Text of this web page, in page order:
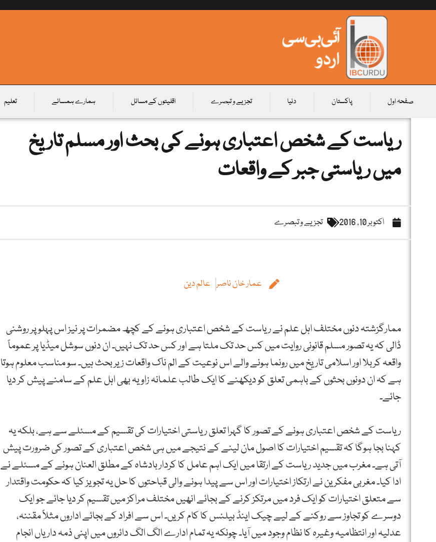
صفحہ اول پاکستان دنیا تجزیے و تبصرے اقلیتوں کے مسائل ہمارے ہمسائے تعلیم
ریاست کے شخص اعتباری ہونے کی بحث اور مسلم تاریخ
میں ریاستی جبر کے واقعات
اکتوبر 10, 2016 تجزیے و تبصرے
عمار خان ناصر عالم دین
ممارگزشتہ دنوں مختلف اہل علم نے ریاست کے شخص اعتباری ہونے کے کچھ مضمرات پر نیز اس پہلو پر روشنی
ڈالی کہ یہ تصور مسلم قانونی روایت میں کس حد تک ملتا ہے اور کس حد تک نہیں۔ ان دنوں سوشل میڈیا پر عموماً
واقعہ کربلا اور اسلامی تاریخ میں رونما ہونے والے اس نوعیت کے الم ناک واقعات زیر بحث ہیں۔ سو مناسب معلوم ہوتا
ہے کہ ان دونوں بحثوں کے باہمی تعلق کو دیکھنے کا ایک طالب علمانہ زاویہ بھی اہل علم کے سامنے پیش کر دیا
جائے۔
ریاست کے شخص اعتباری ہونے کے تصور کا گہرا تعلق ریاستی اختیارات کی تقسیم کے مسئلے سے ہے، بلکہ یہ
کہنا بجا ہوگا کہ تقسیم اختیارات کا اصول مان لینے کے نتیجے میں ہی شخص اعتباری کے تصور کی ضرورت پیش
آتی ہے۔ مغرب میں جدید ریاست کے ارتقا میں ایک اہم عامل کا کردار بادشاہ کے مطلق العنان ہونے کے مسئلے نے
ادا کیا۔ مغربی مفکرین نے ارتکاز اختیارات اور اس سے پیدا ہونے والی قباحتوں کا حل یہ تجویز کیا کہ حکومت واقتدار
سے متعلق اختیارات کو ایک فرد میں مرتکز کرنے کے بجائے انھیں مختلف مراکز میں تقسیم کر دیا جائے جو ایک
دوسرے کو تجاوز سے روکنے کے لیے چیک اینڈ بیلنس کا کام کریں۔ اس سے افراد کے بجائے اداروں مثلاً مقننہ،
عدلیہ اور انتظامیہ وغیرہ کا نظام وجود میں آیا۔ چونکہ یہ تمام ادارے الگ الگ دائروں میں اپنی ذمہ داریاں انجام